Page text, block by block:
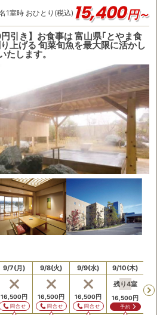
1室時 おひとり(税込) 15,400円～
引き】お食事は 富山県｢とやま食
上げる 旬菜旬魚を最大限に活かし
たします。
9/7(月)
16,500円
問合せ
9/8(火)
16,500円
問合せ
9/9(水)
16,500円
問合せ
9/10(木)
残り4室
16,500円
予約
残り